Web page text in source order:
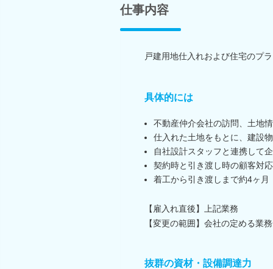
仕事内容
戸建用地仕入れおよび住宅のプ
具体的には
不動産仲介会社の訪問、土地
仕入れた土地をもとに、建設
自社設計スタッフと連携して
契約時と引き渡し時の顧客対応
着工から引き渡しまで約4ヶ月
【雇入れ直後】上記業務
【変更の範囲】会社の定める業
抜群の資材・設備調達力